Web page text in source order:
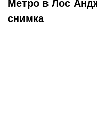
Метро в Лос
снимка